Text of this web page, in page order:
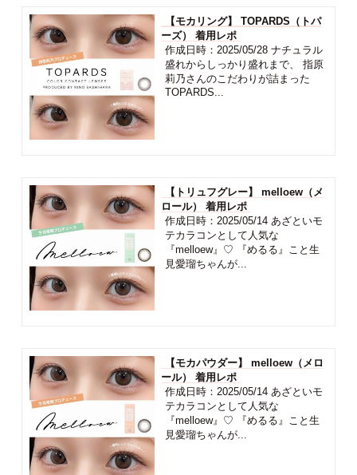
【モカリング】 TOPARDS（トパ
ーズ） 着用レポ
作成日時：2025/05/28 ナチュラル
盛れからしっかり盛れまで、 指原
莉乃さんのこだわりが詰まった
TOPARDS...
【トリュフグレー】 melloew（メ
ロール） 着用レポ
作成日時：2025/05/14 あざといモ
テカラコンとして人気な
『melloew』♡ 『めるる』こと生
見愛瑠ちゃんが...
【モカパウダー】 melloew（メロ
ール） 着用レポ
作成日時：2025/05/14 あざといモ
テカラコンとして人気な
『melloew』♡ 『めるる』こと生
見愛瑠ちゃんが...